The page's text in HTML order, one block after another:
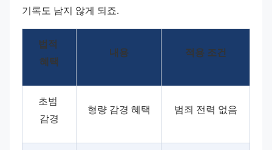
기록도 남지 않게 되죠.
법적
혜택
내용 적용 조건
초범
감경
형량 감경 혜택 범죄 전력 없음